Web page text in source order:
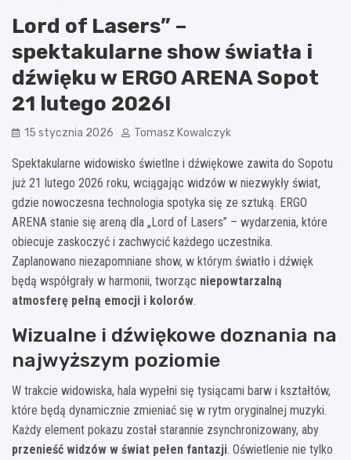
Lord of Lasers” –
spektakularne show światła i
dźwięku w ERGO ARENA Sopot
21 lutego 2026!
15 stycznia 2026 Tomasz Kowalczyk
Spektakularne widowisko świetlne i dźwiękowe zawita do Sopotu
już 21 lutego 2026 roku, wciągając widzów w niezwykły świat,
gdzie nowoczesna technologia spotyka się ze sztuką. ERGO
ARENA stanie się areną dla „Lord of Lasers” – wydarzenia, które
obiecuje zaskoczyć i zachwycić każdego uczestnika.
Zaplanowano niezapomniane show, w którym światło i dźwięk
będą współgrały w harmonii, tworząc niepowtarzalną
atmosferę pełną emocji i kolorów.
Wizualne i dźwiękowe doznania na
najwyższym poziomie
W trakcie widowiska, hala wypełni się tysiącami barw i kształtów,
które będą dynamicznie zmieniać się w rytm oryginalnej muzyki.
Każdy element pokazu został starannie zsynchronizowany, aby
przenieść widzów w świat pełen fantazji. Oświetlenie nie tylko